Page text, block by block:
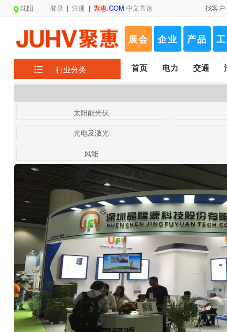
沈阳 登录 | 注册 | 聚惠.COM 中文直达 找客户
展会 企业 产品
行业分类 首页 电力 交通
太阳能光伏
光电及激光
风能